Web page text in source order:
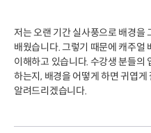
저는 오랜 기간 실사풍으로 배경을
배웠습니다. 그렇기 때문에 캐주얼
이해하고 있습니다. 수강생 분들의
하는지, 배경을 어떻게 하면 귀엽게
알려드리겠습니다.